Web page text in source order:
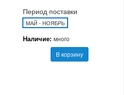
Период поставки
МАЙ - НОЯБРЬ
Наличие: много
В корзину